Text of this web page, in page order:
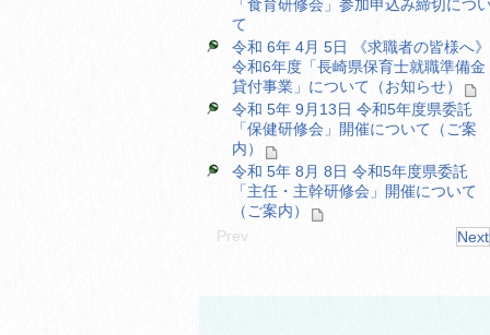
「食育研修会」参加申込み締切につ
て
令和 6年 4月 5日 《求職者の皆様へ》
令和6年度「長崎県保育士就職準備金
貸付事業」について（お知らせ）
令和 5年 9月13日 令和5年度県委託
「保健研修会」開催について（ご案
内）
令和 5年 8月 8日 令和5年度県委託
「主任・主幹研修会」開催について
（ご案内）
Prev
Next